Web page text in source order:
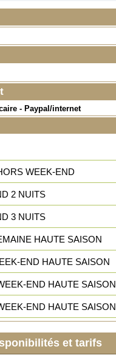
- Paypal/internet
WEEK-END
2 NUITS
3 NUITS
HAUTE SAISON
END HAUTE SAISON
END HAUTE SAISON
END HAUTE SAISON
et tarifs